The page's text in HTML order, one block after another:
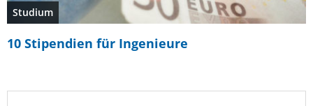
Studium
10 Stipendien für Ingenieure